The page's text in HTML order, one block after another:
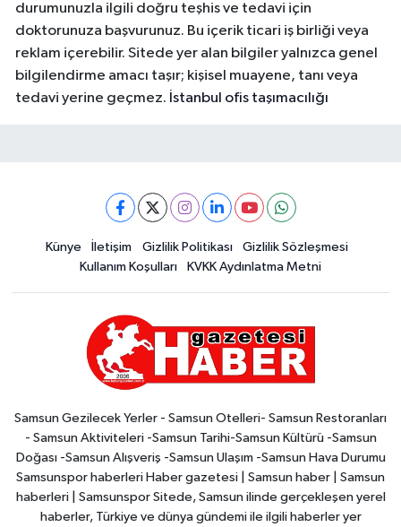
durumunuzla ilgili doğru teşhis ve tedavi için
doktorunuza başvurunuz. Bu içerik ticari iş birliği veya
reklam içerebilir. Sitede yer alan bilgiler yalnızca genel
bilgilendirme amacı taşır; kişisel muayene, tanı veya
tedavi yerine geçmez. İstanbul ofis taşımacılığı
Künye İletişim Gizlilik Politikası
Gizlilik Sözleşmesi
Kullanım Koşulları
KVKK Aydınlatma Metni
Samsun Gezilecek Yerler - Samsun Otelleri- Samsun Restoranları
- Samsun Aktiviteleri -Samsun Tarihi-Samsun Kültürü -Samsun
Doğası -Samsun Alışveriş -Samsun Ulaşım -Samsun Hava Durumu
Samsunspor haberleri Haber gazetesi | Samsun haber | Samsun
haberleri | Samsunspor Sitede, Samsun ilinde gerçekleşen yerel
haberler, Türkiye ve dünya gündemi ile ilgili haberler yer